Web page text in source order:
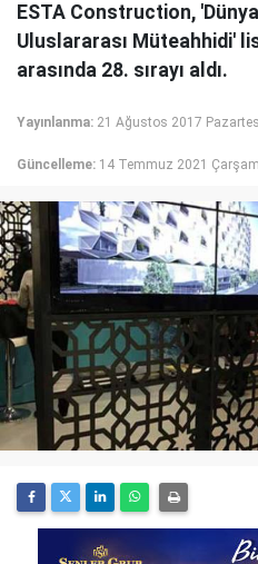
ESTA Construction,
Uluslararası Müteahhidi'
arasında 28. sırayı aldı.
Yayınlanma: 21 Ağustos 2017
Güncelleme: 14 Temmuz 2021